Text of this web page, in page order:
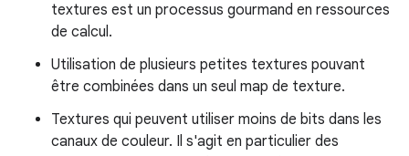
textures est un processus gourmand en ressources
de calcul.
Utilisation de plusieurs petites textures pouvant
être combinées dans un seul map de texture.
Textures qui peuvent utiliser moins de bits dans les
canaux de couleur. Il s'agit en particulier des